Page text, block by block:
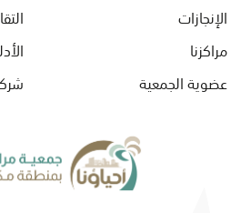
الإنجازات
مراكزنا
عضوية الجمعية